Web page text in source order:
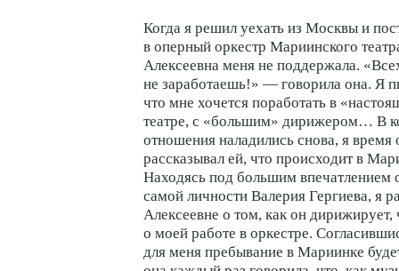
Когда я решил уехать из Москвы и
в оперный оркестр Мариинского
Алексеевна меня не поддержала.
не заработаешь!» — говорила она. Я
что мне хочется поработать в
театре, с «большим» дирижером… В
отношения наладились снова, я время
рассказывал ей, что происходит в
Находясь под большим впечатлением
самой личности Валерия Гергиева, я
Алексеевне о том, как он дирижирует,
о моей работе в оркестре.
для меня пребывание в Мариинке